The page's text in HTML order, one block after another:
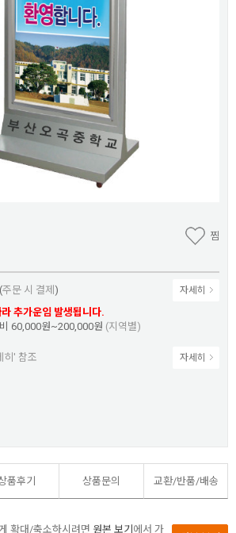
찜
주문 시 결제 ) 자세히
추가운임 발생됩니다.
60,000원~200,000원 (지역별)
히' 참조 자세히
품후기 상품문의 교환/반품/배송
확대/축소하시려면 원본 보기 에서 가